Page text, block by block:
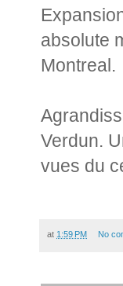
absolute
Montreal.
Verdun.
vues du
at 1:59 PM No